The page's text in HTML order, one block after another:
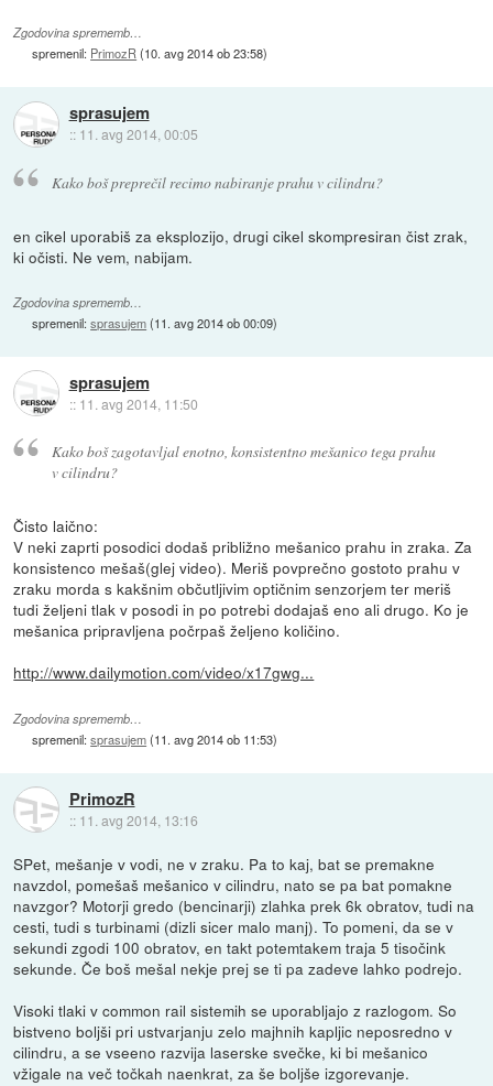
Zgodovina sprememb…
spremenil: PrimozR (10. avg 2014 ob 23:58)
sprasujem
:: 11. avg 2014, 00:05
Kako boš preprečil recimo nabiranje prahu v cilindru?
en cikel uporabiš za eksplozijo, drugi cikel skompresiran čist zrak,
ki očisti. Ne vem, nabijam.
Zgodovina sprememb…
spremenil:sprasujem(11. avg 2014 ob 00:09)
sprasujem
:: 11. avg 2014, 11:50
Kako boš zagotavljal enotno, konsistentno mešanico tega prahu
v cilindru?
Čisto laično:
V neki zaprti posodici dodaš približno mešanico prahu in zraka. Za
konsistenco mešaš(glej video). Meriš povprečno gostoto prahu v
zraku morda s kakšnim občutljivim optičnim senzorjem ter meriš
tudi željeni tlak v posodi in po potrebi dodajaš eno ali drugo. Ko je
mešanica pripravljena počrpaš željeno količino.
http://www.dailymotion.com/video/x17gwg...
Zgodovina sprememb…
spremenil:sprasujem(11. avg 2014 ob 11:53)
PrimozR
:: 11. avg 2014, 13:16
SPet, mešanje v vodi, ne v zraku. Pa to kaj, bat se premakne
navzdol, pomešaš mešanico v cilindru, nato se pa bat pomakne
navzgor? Motorji gredo (bencinarji) zlahka prek 6k obratov, tudi na
cesti, tudi s turbinami (dizli sicer malo manj). To pomeni, da se v
sekundi zgodi 100 obratov, en takt potemtakem traja 5 tisočink
sekunde. Če boš mešal nekje prej se ti pa zadeve lahko podrejo.
Visoki tlaki v common rail sistemih se uporabljajo z razlogom. So
bistveno boljši pri ustvarjanju zelo majhnih kapljic neposredno v
cilindru, a se vseeno razvija laserske svečke, ki bi mešanico
vžigale na več točkah naenkrat, za še boljše izgorevanje.